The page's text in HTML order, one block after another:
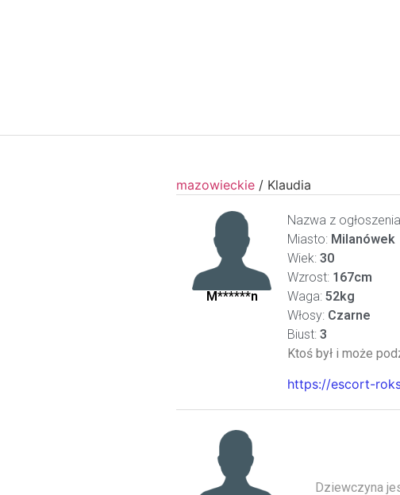
mazowieckie / Klaudia
M******n
Nazwa z
Miasto: Milanówek
Wiek: 30
Wzrost: 167cm
Waga: 52kg
Włosy: Czarne
Biust: 3
Ktoś był i może
https://escort-
Dziewczyna